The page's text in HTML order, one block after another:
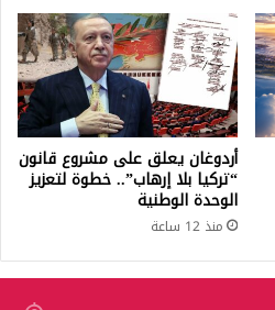
أردوغان يعلق على مشروع قانون
“تركيا بلا إرهاب”.. خطوة لتعزيز
الوحدة الوطنية
منذ 12 ساعة